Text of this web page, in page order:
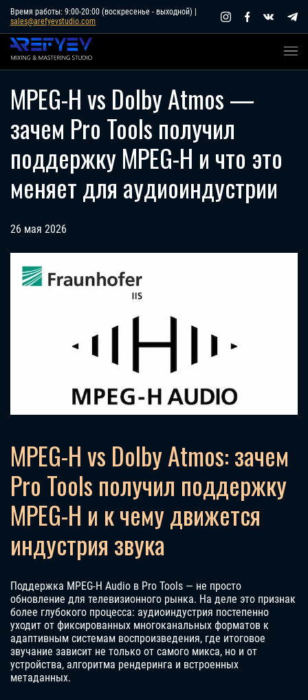
Skip
content
Время работы: 9:00-20:00 (воскресенье - выходной) |
sales@arefyevstudio.com
MPEG-H vs Dolby Atmos —
зачем Pro Tools получил
поддержку MPEG-H и что это
меняет для аудиоиндустрии
26 мая 2026
MPEG-H vs Dolby Atmos: зачем
Pro Tools получил поддержку
MPEG-H и к чему движется
индустрия звука
Поддержка MPEG-H Audio в Pro Tools — не просто
обновление для телевизионного рынка. На деле это признак
более глубокого процесса: аудиоиндустрия постепенно
уходит от фиксированных многоканальных форматов к
адаптивным системам воспроизведения, где итоговое
звучание зависит не только от самого микса, но и от
устройства, алгоритма рендеринга и встроенных
метаданных.